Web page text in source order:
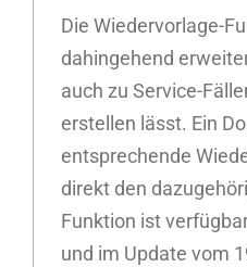
Die Wiedervorlage-
dahingehend
auch zu Service-
erstellen lässt. Ein
entsprechende
direkt den
Funktion ist
und im Update vom